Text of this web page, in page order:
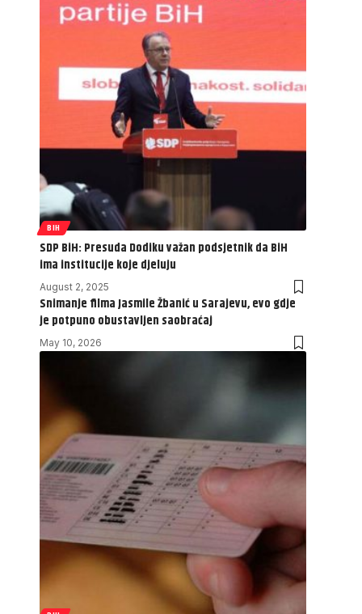
BIH
SDP BiH: Presuda Dodiku važan podsjetnik da BiH
ima institucije koje djeluju
August 2, 2025
Snimanje filma Jasmile Žbanić u Sarajevu, evo gdje
je potpuno obustavljen saobraćaj
May 10, 2026